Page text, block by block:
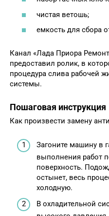
чистая ветошь;
емкость для сбора
Канал «Лада Приора
предоставил ролик, в
процедура слива рабочей
системы.
Пошаговая инструкция
Как произвести замену
Загоните машину в
выполнения работ
поверхность.
остынет, весь
холодную.
В охладительной